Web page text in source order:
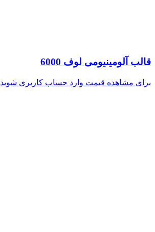
قالب آلومینیومی لوف 6000
برای مشاهده قیمت وارد حساب کاربری شوید